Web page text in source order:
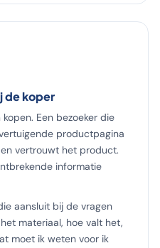
de koper
Een bezoeker die
productpagina
vertrouwt het product.
informatie
aansluit bij de vragen
materiaal, hoe valt het,
moet ik weten voor ik